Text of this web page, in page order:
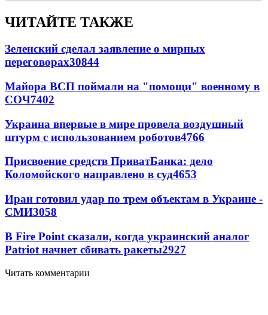
ЧИТАЙТЕ ТАКЖЕ
Зеленский сделал заявление о мирных
переговорах30844
Майора ВСП поймали на "помощи" военному в
СОЧ7402
Украина впервые в мире провела воздушный
штурм с использованием роботов4766
Присвоение средств ПриватБанка: дело
Коломойского направлено в суд4653
Иран готовил удар по трем объектам в Украине -
СМИ3058
В Fire Point сказали, когда украинский аналог
Patriot начнет сбивать ракеты2927
Читать комментарии